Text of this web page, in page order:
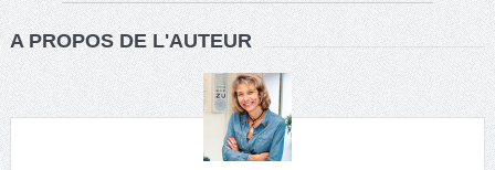
A PROPOS DE L'AUTEUR